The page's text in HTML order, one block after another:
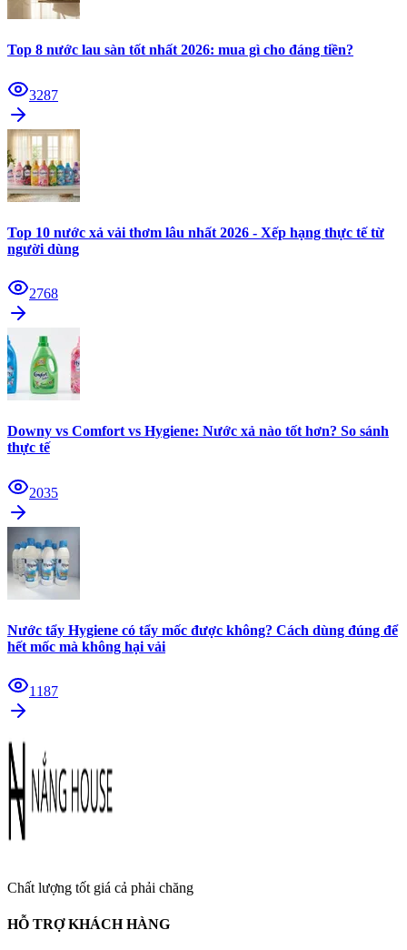
Top 8 nước lau sàn tốt nhất 2026: mua gì cho đáng tiền?
3287
Top 10 nước xả vải thơm lâu nhất 2026 - Xếp hạng thực tế từ
người dùng
2768
Downy vs Comfort vs Hygiene: Nước xả nào tốt hơn? So sánh
thực tế
2035
Nước tẩy Hygiene có tẩy mốc được không? Cách dùng đúng để
hết mốc mà không hại vải
1187
Chất lượng tốt giá cả phải chăng
HỖ TRỢ KHÁCH HÀNG